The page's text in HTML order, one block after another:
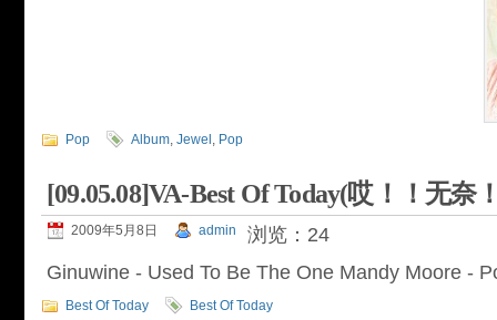
Pop Album, Jewel , Pop
[09.05.08]VA-Best Of Today(哎！！无奈
2009年5月8日 admin
浏览：24
Ginuwine - Used To Be The One Mandy Moore -
Best Of Today Best Of Today